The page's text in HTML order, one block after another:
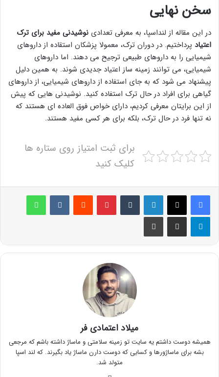
سخن نهایی
در این مقاله از لنداسپا، به معرفی تعدادی نوشیدنی مفید برای ترک
اعتیاد پرداختیم. در دوران ترک، معمولا پزشکان استقاده از داروهای
شیمیایی را به داروهای طبیعی ترجیح می دهند. اما داروهای
شیمیایی، می توانند زمینه ساز اعتیاد جدیدی شوند. به همین دلیل
پیشنهاد می شود که به جای استفاده از داروهای شیمیایی، از داروهای
گیاهی برای افراد در حال ترک استفاده کنید. نوشیدنی هایی که پیش
از این برایتان معرفی کردیم، دارای خواص فوق العاده ای هستند که
نه تنها فرد در حال ترک، بلکه برای هر کسی مفید هستند.
برای ثبت امتیاز روی ستاره ها
کلیک کنید
لینکدین ‫تامبلر پینترست‫رددیت ‫VKontakteواتس آپ
تلگرام اشتراک گذاری از طریق ایمیل چاپ
میلاد اعتمادی فر
همیشه دوست داشتم یه سایت تو زمینه سلامتی و ماساژ داشته باشم که مرجعی
بشه برای ماساژورها و کسایی که دوست دارن ماساژ یاد بگیرند. که لند اسپا
متولد شد.